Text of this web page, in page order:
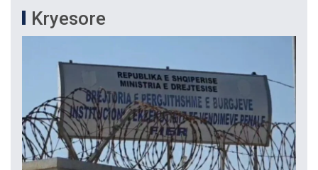
Kryesore